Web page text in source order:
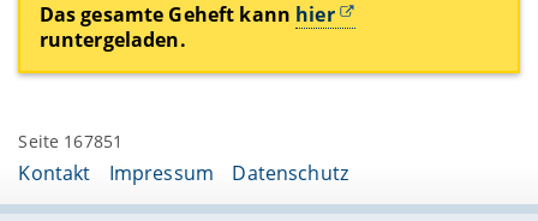
Das gesamte Geheft kann hier
runtergeladen.
Seite 167851
Kontakt Impressum Datenschutz